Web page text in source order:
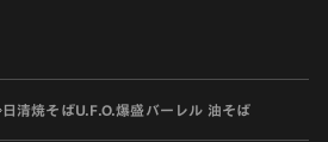
日清焼そばU.F.O.爆盛バーレル 油そば